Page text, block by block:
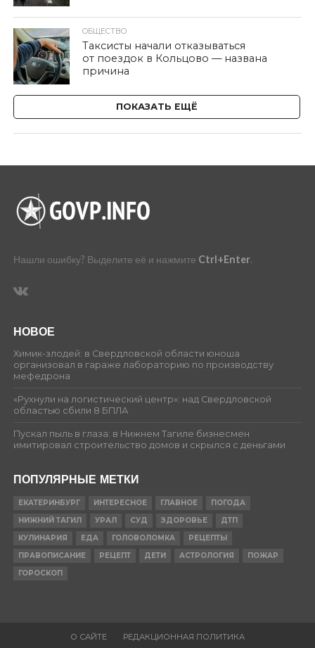
ОБЩЕСТВО
Таксисты начали отказываться
от поездок в Кольцово — названа
причина
ПОКАЗАТЬ ЕЩЁ
Нашли ошибку? Выделите её и нажмите Ctrl+Enter.
НОВОЕ
Химик-злодей: в Свердловской области юноша
организовал в гараже лабораторию по производству
мефедрона
«Рухнули на логистический центр»: над Свердловской
областью сбили 8 БПЛА
Пускал пыль в глаза: в Нижнем Тагиле бизнесмен
имитировал строительство домов и скрылся с деньгами
ПОПУЛЯРНЫЕ МЕТКИ
ЕКАТЕРИНБУРГ ИНТЕРЕСНОЕ ГЛАВНОЕ
ПОГОДА
НИЖНИЙ ТАГИЛ
УРАЛ СУД ЗДОРОВЬЕ
ДТП
КУЛИНАРИЯ
ЕДА ГОЛОВОЛОМКА
РЕЦЕПТЫ
ПРАВОПИСАНИЕ
РЕЦЕПТ ДЕТИ АСТРОЛОГИЯ
ПОЖАР
ГОРОСКОП
О САЙТЕ
РЕДАКЦИОННАЯ ПОЛИТИКА